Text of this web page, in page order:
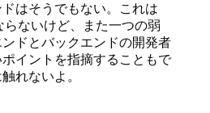
はそうでもない。これは
ないけど、また一つの弱
ドとバックエンドの開発者
イントを指摘することもで
れないよ。